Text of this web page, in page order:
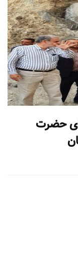
حضرت